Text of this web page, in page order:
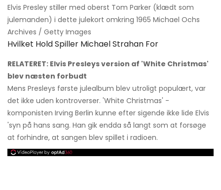
Elvis Presley stiller med oberst Tom Parker (klædt som
julemanden) i dette julekort omkring 1965 Michael Ochs
Archives / Getty Images
Hvilket Hold Spiller Michael Strahan For
RELATERET: Elvis Presleys version af 'White Christmas'
blev næsten forbudt
Mens Presleys første julealbum blev utroligt populært, var
det ikke uden kontroverser. 'White Christmas' -
komponisten Irving Berlin kunne efter sigende ikke lide Elvis
'syn på hans sang. Han gik endda så langt som at forsøge
at forhindre, at sangen blev spillet i radioen.